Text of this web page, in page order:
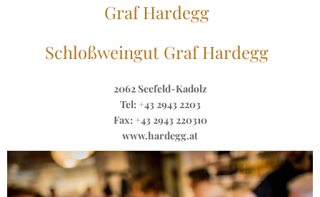
Graf Hardegg
Schloßweingut Graf Hardegg
2062 Seefeld-Kadolz
Tel: +43 2943 2203
Fax: +43 2943 220310
www.hardegg.at